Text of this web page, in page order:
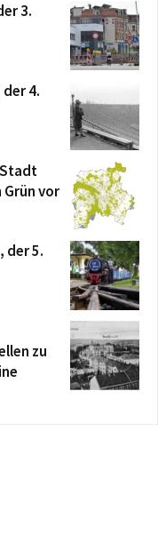
3.
4.
vor
der 5.
zu